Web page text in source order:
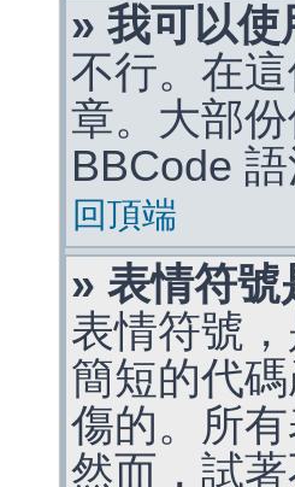
» 我可以
不行。在
章。大部
BBCode 語
回頂端
» 表情符號
表情符號
簡短的代
傷的。所
然而，試